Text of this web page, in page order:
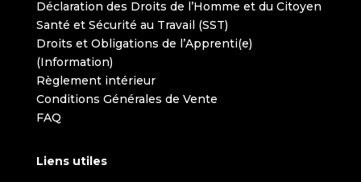
Déclaration des Droits de l’Homme et du Citoyen
Santé et Sécurité au Travail (SST)
Droits et Obligations de l’Apprenti(e)
(Information)
Règlement intérieur
Conditions Générales de Vente
FAQ
Liens utiles